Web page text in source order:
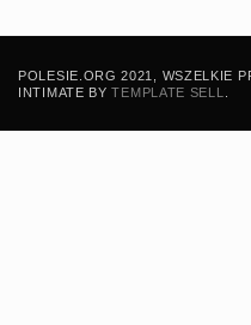
POLESIE.ORG 2021, WSZELKIE
INTIMATE BYTEMPLATE SELL